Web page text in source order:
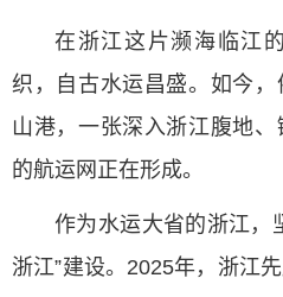
在浙江这片濒海临江
织，自古水运昌盛。如今
山港，一张深入浙江腹地
的航运网正在形成。
作为水运大省的浙江，
浙江”建设。2025年，浙江